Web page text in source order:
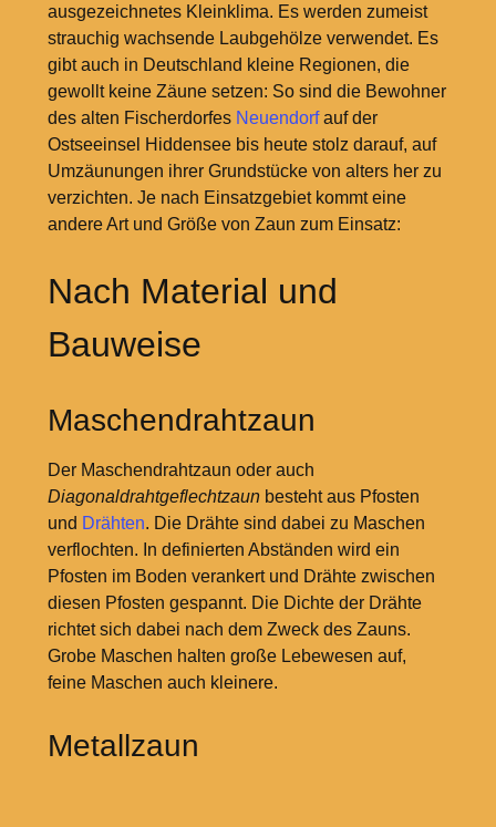
ausgezeichnetes Kleinklima. Es werden zumeist
strauchig wachsende Laubgehölze verwendet. Es
gibt auch in Deutschland kleine Regionen, die
gewollt keine Zäune setzen: So sind die Bewohner
des alten Fischerdorfes Neuendorfauf der
Ostseeinsel Hiddensee bis heute stolz darauf, auf
Umzäunungen ihrer Grundstücke von alters her zu
verzichten. Je nach Einsatzgebiet kommt eine
andere Art und Größe von Zaun zum Einsatz:
Nach Material und
Bauweise
Maschendrahtzaun
Der Maschendrahtzaun oder auch
Diagonaldrahtgeflechtzaunbesteht aus Pfosten
und Drähten. Die Drähte sind dabei zu Maschen
verflochten. In definierten Abständen wird ein
Pfosten im Boden verankert und Drähte zwischen
diesen Pfosten gespannt. Die Dichte der Drähte
richtet sich dabei nach dem Zweck des Zauns.
Grobe Maschen halten große Lebewesen auf,
feine Maschen auch kleinere.
Metallzaun